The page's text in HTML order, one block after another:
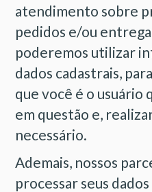
atendimento sobre
pedidos e/ou
poderemos utilizar
dados cadastrais,
que você é o usuário
em questão e,
necessário.
Ademais, nossos
processar seus